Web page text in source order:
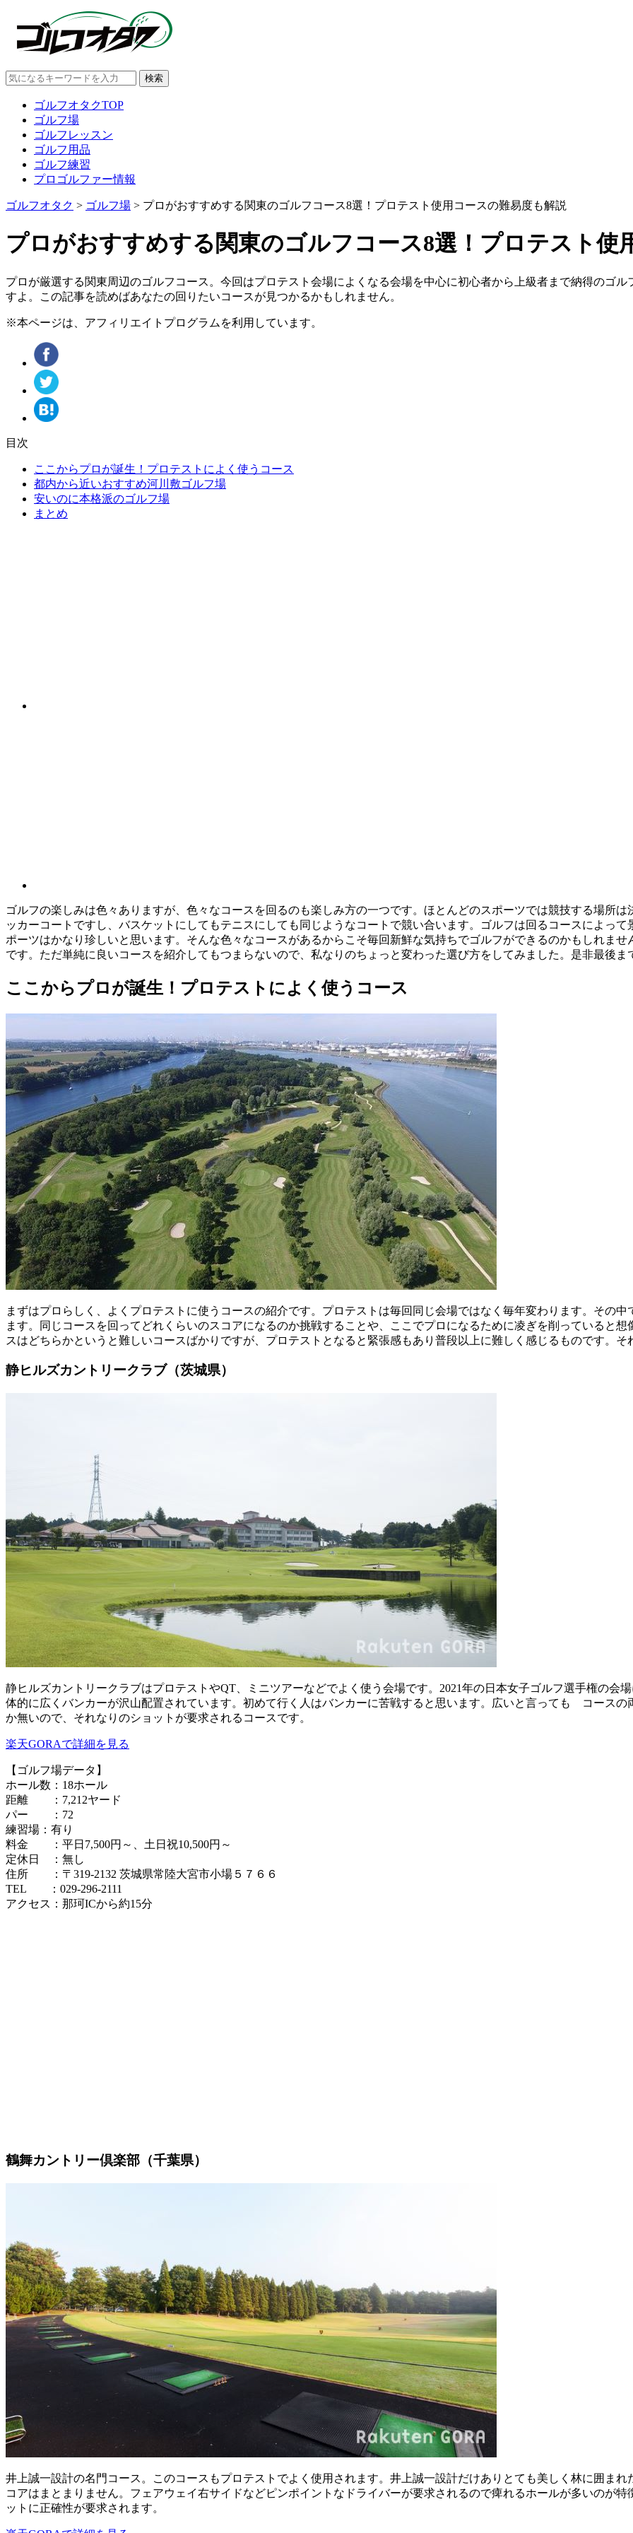
ゴルフオタクTOP
ゴルフ場
ゴルフレッスン
ゴルフ用品
ゴルフ練習
プロゴルファー情報
ゴルフオタク > ゴルフ場 > プロがおすすめする関東のゴルフコース8選！プロテスト使用コースの難易度も解説
プロがおすすめする関東のゴルフコース8選！プロテスト使
プロが厳選する関東周辺のゴルフコース。今回はプロテスト会場によくなる会場を中心に初心者から上級者まで納得のゴ
すよ。この記事を読めばあなたの回りたいコースが見つかるかもしれません。
※本ページは、アフィリエイトプログラムを利用しています。
目次
ここからプロが誕生！プロテストによく使うコース
都内から近いおすすめ河川敷ゴルフ場
安いのに本格派のゴルフ場
まとめ
ゴルフの楽しみは色々ありますが、色々なコースを回るのも楽しみ方の一つです。ほとんどのスポーツでは競技する場所
ッカーコートですし、バスケットにしてもテニスにしても同じようなコートで競い合います。ゴルフは回るコースによっ
ポーツはかなり珍しいと思います。そんな色々なコースがあるからこそ毎回新鮮な気持ちでゴルフができるのかもしれま
です。ただ単純に良いコースを紹介してもつまらないので、私なりのちょっと変わった選び方をしてみました。是非最後ま
ここからプロが誕生！プロテストによく使うコース
まずはプロらしく、よくプロテストに使うコースの紹介です。プロテストは毎回同じ会場ではなく毎年変わります。その
ます。同じコースを回ってどれくらいのスコアになるのか挑戦することや、ここでプロになるために凌ぎを削っていると
スはどちらかというと難しいコースばかりですが、プロテストとなると緊張感もあり普段以上に難しく感じるものです。そ
静ヒルズカントリークラブ（茨城県）
静ヒルズカントリークラブはプロテストやQT、ミニツアーなどでよく使う会場です。2021年の日本女子ゴルフ選手権の会
体的に広くバンカーが沢山配置されています。初めて行く人はバンカーに苦戦すると思います。広いと言っても コース
か無いので、それなりのショットが要求されるコースです。
楽天GORAで詳細を見る
【ゴルフ場データ】
ホール数：18ホール
距離 ：7,212ヤード
パー ：72
練習場：有り
料金 ：平日7,500円～、土日祝10,500円～
定休日 ：無し
住所 ：〒319-2132 茨城県常陸大宮市小場５７６６
TEL ：029-296-2111
アクセス：那珂ICから約15分
鶴舞カントリー倶楽部（千葉県）
井上誠一設計の名門コース。このコースもプロテストでよく使用されます。井上誠一設計だけありとても美しく林に囲ま
コアはまとまりません。フェアウェイ右サイドなどピンポイントなドライバーが要求されるので痺れるホールが多いのが
ットに正確性が要求されます。